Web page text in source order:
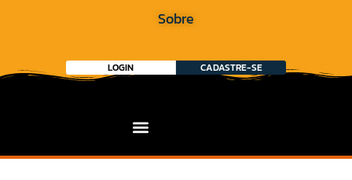
Sobre
LOGIN CADASTRE-SE